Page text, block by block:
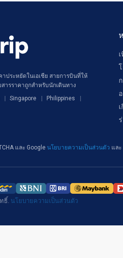
ประหยัดในเอเชีย สายการบินที่ให้
ารราคาถูกสำหรับนักเดินทาง
Singapore
Philippines
และ Google นโยบายความเป็นส่วนตัว และ
ธิ์. นโยบายความเป็นส่วนตัว